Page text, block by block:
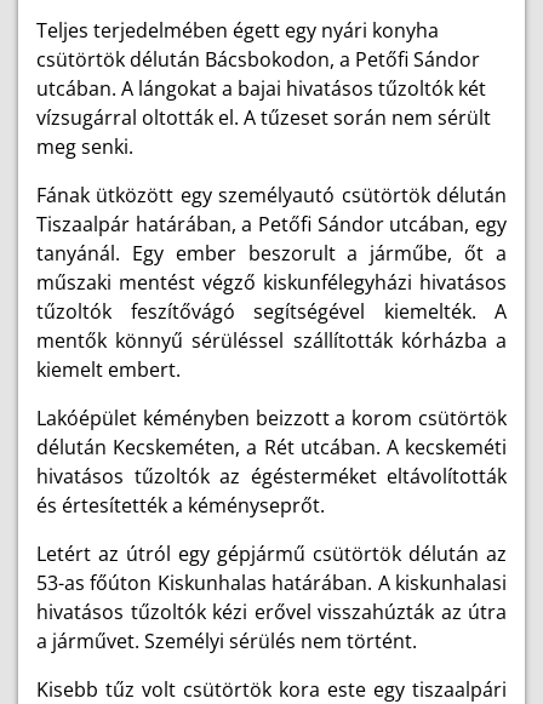
Teljes terjedelmében égett egy nyári konyha
csütörtök délután Bácsbokodon, a Petőfi Sándor
utcában. A lángokat a bajai hivatásos tűzoltók két
vízsugárral oltották el. A tűzeset során nem sérült
meg senki.
Fának ütközött egy személyautó csütörtök délután
Tiszaalpár határában, a Petőfi Sándor utcában, egy
tanyánál. Egy ember beszorult a járműbe, őt a
műszaki mentést végző kiskunfélegyházi hivatásos
tűzoltók feszítővágó segítségével kiemelték. A
mentők könnyű sérüléssel szállították kórházba a
kiemelt embert.
Lakóépület kéményben beizzott a korom csütörtök
délután Kecskeméten, a Rét utcában. A kecskeméti
hivatásos tűzoltók az égésterméket eltávolították
és értesítették a kéményseprőt.
Letért az útról egy gépjármű csütörtök délután az
53-as főúton Kiskunhalas határában. A kiskunhalasi
hivatásos tűzoltók kézi erővel visszahúzták az útra
a járművet. Személyi sérülés nem történt.
Kisebb tűz volt csütörtök kora este egy tiszaalpári